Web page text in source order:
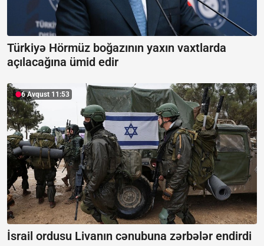
Türkiyə Hörmüz boğazının yaxın vaxtlarda
açılacağına ümid edir
6 Avqust 11:53
İsrail ordusu Livanın cənubuna zərbələr endirdi